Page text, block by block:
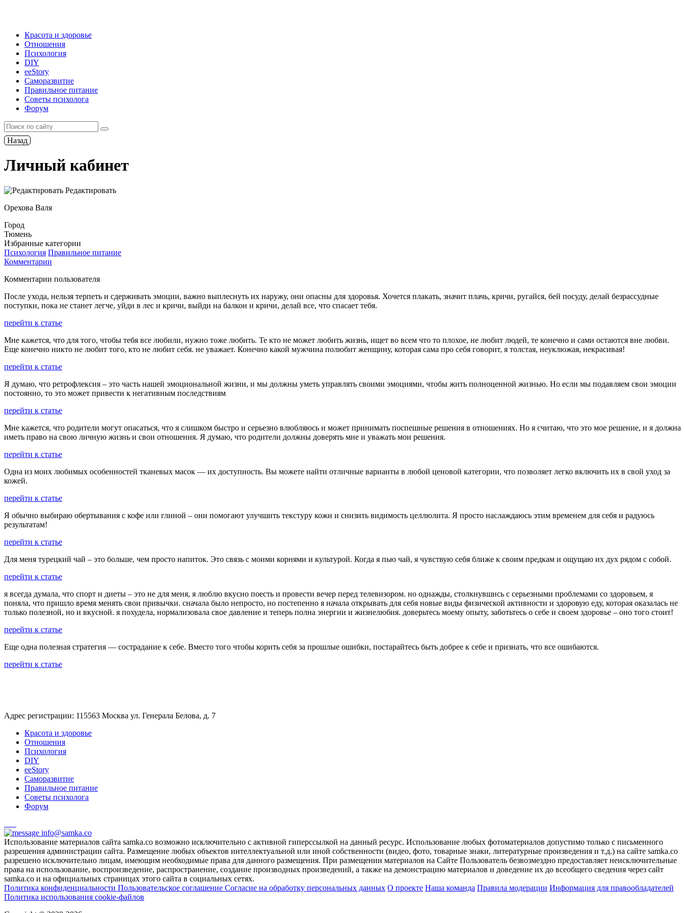
Красота и здоровье
Отношения
Психология
DIY
ееStory
Саморазвитие
Правильное питание
Советы психолога
Форум
Назад
Личный кабинет
Редактировать
Орехова Валя
Город
Тюмень
Избранные категории
Психология Правильное питание
Комментарии
Комментарии пользователя
После ухода, нельзя терпеть и сдерживать эмоции, важно выплеснуть их наружу, они опасны для здоровья. Хочется плакать, значит плачь, кричи, ругайся, бей посуду, делай безрассудные
поступки, пока не станет легче, уйди в лес и кричи, выйди на балкон и кричи, делай все, что спасает тебя.
перейти к статье
Мне кажется, что для того, чтобы тебя все любили, нужно тоже любить. Те кто не может любить жизнь, ищет во всем что то плохое, не любит людей, те конечно и сами остаются вне любви.
Еще конечно никто не любит того, кто не любит себя. не уважает. Конечно какой мужчина полюбит женщину, которая сама про себя говорит, я толстая, неуклюжая, некрасивая!
перейти к статье
Я думаю, что ретрофлексия – это часть нашей эмоциональной жизни, и мы должны уметь управлять своими эмоциями, чтобы жить полноценной жизнью. Но если мы подавляем свои эмоции
постоянно, то это может привести к негативным последствиям
перейти к статье
Мне кажется, что родители могут опасаться, что я слишком быстро и серьезно влюбляюсь и может принимать поспешные решения в отношениях. Но я считаю, что это мое решение, и я должна
иметь право на свою личную жизнь и свои отношения. Я думаю, что родители должны доверять мне и уважать мои решения.
перейти к статье
Одна из моих любимых особенностей тканевых масок — их доступность. Вы можете найти отличные варианты в любой ценовой категории, что позволяет легко включить их в свой уход за
кожей.
перейти к статье
Я обычно выбираю обертывания с кофе или глиной – они помогают улучшить текстуру кожи и снизить видимость целлюлита. Я просто наслаждаюсь этим временем для себя и радуюсь
результатам!
перейти к статье
Для меня турецкий чай – это больше, чем просто напиток. Это связь с моими корнями и культурой. Когда я пью чай, я чувствую себя ближе к своим предкам и ощущаю их дух рядом с собой.
перейти к статье
я всегда думала, что спорт и диеты – это не для меня, я люблю вкусно поесть и провести вечер перед телевизором. но однажды, столкнувшись с серьезными проблемами со здоровьем, я
поняла, что пришло время менять свои привычки. сначала было непросто, но постепенно я начала открывать для себя новые виды физической активности и здоровую еду, которая оказалась не
только полезной, но и вкусной. я похудела, нормализовала свое давление и теперь полна энергии и жизнелюбия. доверьтесь моему опыту, заботьтесь о себе и своем здоровье – оно того стоит!
перейти к статье
Еще одна полезная стратегия — сострадание к себе. Вместо того чтобы корить себя за прошлые ошибки, постарайтесь быть добрее к себе и признать, что все ошибаются.
перейти к статье
Адрес регистрации: 115563 Москва ул. Генерала Белова, д. 7
Красота и здоровье
Отношения
Психология
DIY
ееStory
Саморазвитие
Правильное питание
Советы психолога
Форум
info@samka.co
Использование материалов сайта samka.co возможно исключительно с активной гиперссылкой на данный ресурс. Использование любых фотоматериалов допустимо только с письменного
разрешения администрации сайта. Размещение любых объектов интеллектуальной или иной собственности (видео, фото, товарные знаки, литературные произведения и т.д.) на сайте samka.co
разрешено исключительно лицам, имеющим необходимые права для данного размещения. При размещении материалов на Сайте Пользователь безвозмездно предоставляет неисключительные
права на использование, воспроизведение, распространение, создание производных произведений, а также на демонстрацию материалов и доведение их до всеобщего сведения через сайт
samka.co и на официальных страницах этого сайта в социальных сетях.
Политика конфиденциальности Пользовательское соглашение Согласие на обработку персональных данных О проекте Наша команда Правила модерации Информация для правообладателей
Политика использования cookie-файлов